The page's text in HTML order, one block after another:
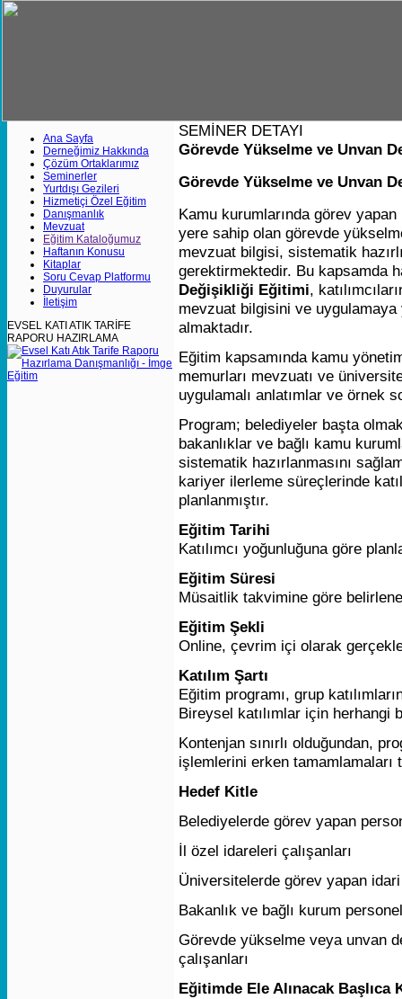
Ana Sayfa
Derneğimiz Hakkında
Çözüm Ortaklarımız
Seminerler
Yurtdışı Gezileri
Hizmetiçi Özel Eğitim
Danışmanlık
Mevzuat
Eğitim Kataloğumuz
Haftanın Konusu
Kitaplar
Soru Cevap Platformu
Duyurular
İletişim
EVSEL KATI ATIK TARİFE
RAPORU HAZIRLAMA
SEMİNER DETAYI
Görevde Yükselme ve Unvan
Görevde Yükselme ve Unvan
Kamu kurumlarında görev
yere sahip olan görevde
mevzuat bilgisi, sistematik
gerektirmektedir. Bu kapsamda
Değişikliği Eğitimi,
mevzuat bilgisini ve uygulamaya
almaktadır.
Eğitim kapsamında kamu
memurları mevzuatı ve
uygulamalı anlatımlar ve örnek
Program; belediyeler başta
bakanlıklar ve bağlı kamu
sistematik hazırlanmasını
kariyer ilerleme süreçlerinde
planlanmıştır.
Eğitim Tarihi
Katılımcı yoğunluğuna göre
Eğitim Süresi
Müsaitlik takvimine göre
Eğitim Şekli
Online, çevrim içi olarak
Katılım Şartı
Eğitim programı, grup
Bireysel katılımlar için herhangi
Kontenjan sınırlı olduğundan,
işlemlerini erken tamamlamaları
Hedef Kitle
Belediyelerde görev yapan
İl özel idareleri çalışanları
Üniversitelerde görev yapan
Bakanlık ve bağlı kurum
Görevde yükselme veya unvan
çalışanları
Eğitimde Ele Alınacak Başlıca